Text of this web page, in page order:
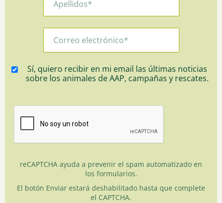
Sí, quiero recibir en mi email las últimas noticias
sobre los animales de AAP, campañas y rescates.
reCAPTCHA ayuda a prevenir el spam automatizado en
los formularios.
El botón Enviar estará deshabilitado hasta que complete
el CAPTCHA.